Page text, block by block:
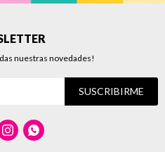
nuestras novedades!
SUSCRIBIRME
 